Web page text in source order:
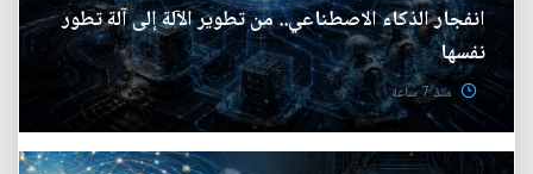
انفجار الذكاء الاصطناعي.. من تطوير الآلة إلى آلة تطور
نفسها
منذ 7 ساعة